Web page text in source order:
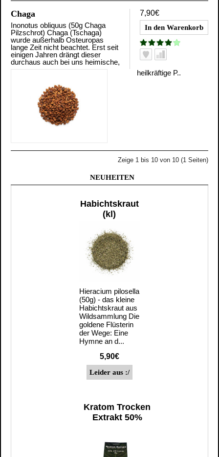
7,90€
Chaga
Inonotus obliquus (50g Chaga
Pilzschrot) Chaga (Tschaga)
wurde außerhalb Osteuropas
lange Zeit nicht beachtet. Erst seit
einigen Jahren drängt dieser
durchaus auch bei uns heimische,
heilkräftige P..
Zeige 1 bis 10 von 10 (1 Seiten)
NEUHEITEN
Habichtskraut
(kl)
Hieracium pilosella
(50g) - das kleine
Habichtskraut aus
Wildsammlung Die
goldene Flüsterin
der Wege: Eine
Hymne an d...
5,90€
Kratom Trocken
Extrakt 50%